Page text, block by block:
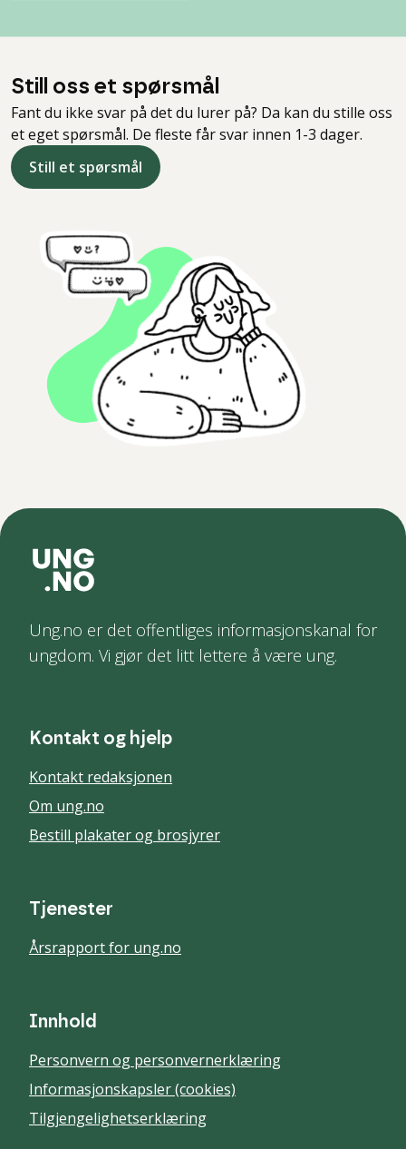
Still oss et spørsmål
Fant du ikke svar på det du lurer på? Da kan du stille oss
et eget spørsmål. De fleste får svar innen 1-3 dager.
Still et spørsmål
Ung.no er det offentliges informasjonskanal for
ungdom. Vi gjør det litt lettere å være ung.
Kontakt og hjelp
Kontakt redaksjonen
Om ung.no
Bestill plakater og brosjyrer
Tjenester
Årsrapport for ung.no
Innhold
Personvern og personvernerklæring
Informasjonskapsler (cookies)
Tilgjengelighetserklæring